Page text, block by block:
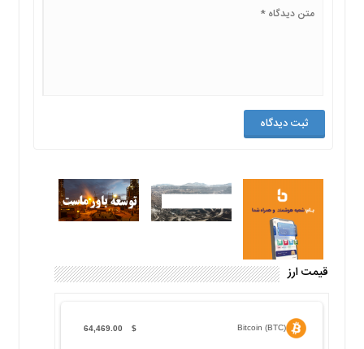
قیمت ارز
Bitcoin (BTC)
$
64,469.00